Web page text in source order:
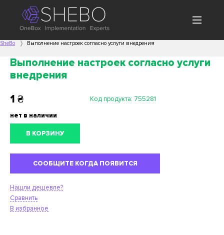
SheBo Выполнение настроек согласно услуги внедрения
Выполнение настроек согласно услуги
внедрения
1 ₴ Код продукта: 755281
нет в наличии
В КОРЗИНУ
СООБЩИТЕ КОГДА ПОЯВИТСЯ
Нашли дешевле?
Сравнить
В избранное